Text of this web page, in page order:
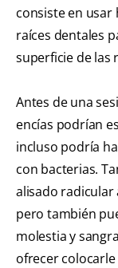
consiste en usar
raíces dentales
superficie de las
Antes de una
encías podrían
incluso podría
con bacterias.
alisado
pero también
molestia y
ofrecer